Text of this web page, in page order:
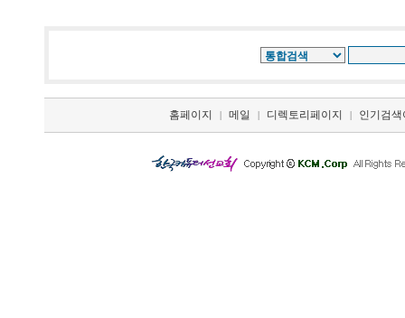
홈페이지 | 메일 | 디렉토리페이지 | 인기검색